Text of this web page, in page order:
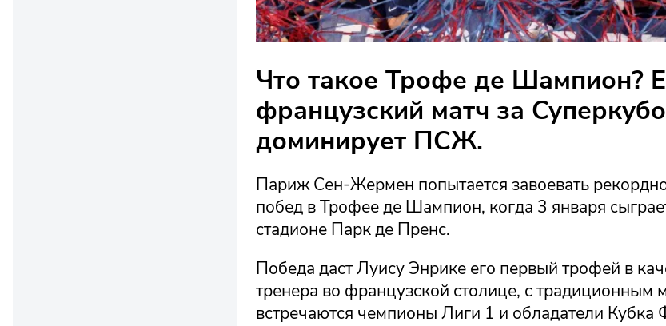
Что такое Трофе де Шампион?
французский матч за
доминирует ПСЖ.
Париж Сен-Жермен попытается завоевать
побед в Трофее де Шампион, когда 3 января
стадионе Парк де Пренс.
Победа даст Луису Энрике его первый трофей в
тренера во французской столице, с традиционным
встречаются чемпионы Лиги 1 и обладатели Кубка